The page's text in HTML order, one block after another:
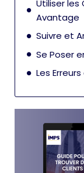
Utiliser les
Avantage
Suivre et
Se Poser
Les